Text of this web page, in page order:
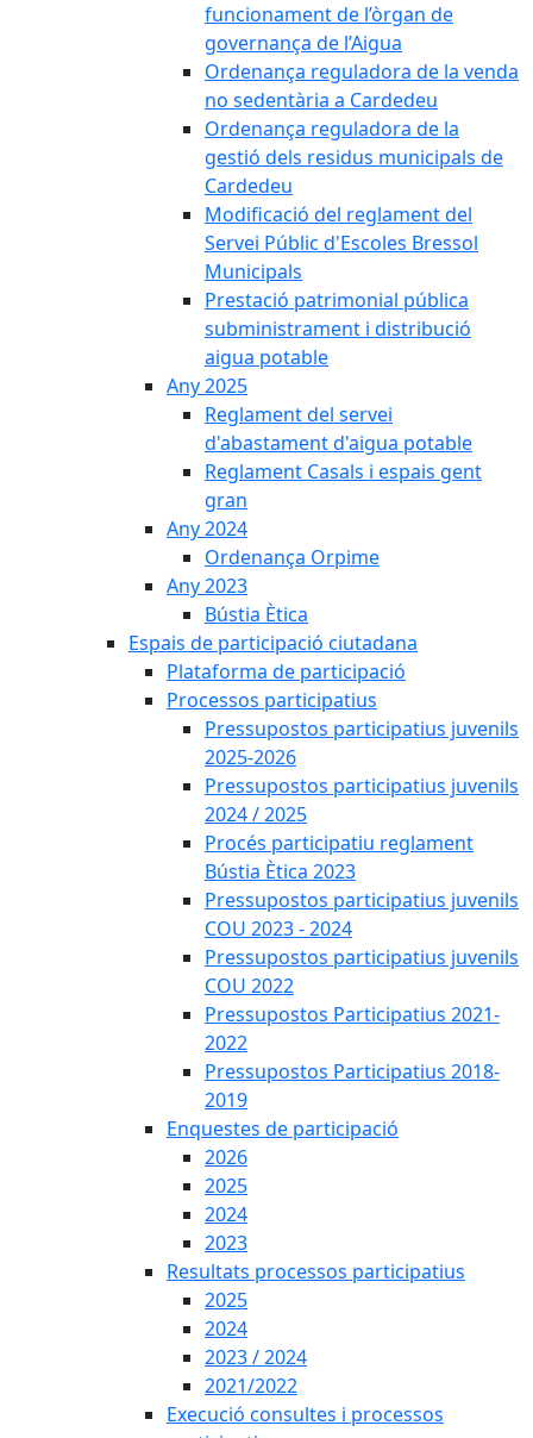
funcionament de l’òrgan de
governança de l’Aigua
Ordenança reguladora de la venda
no sedentària a Cardedeu
Ordenança reguladora de la
gestió dels residus municipals de
Cardedeu
Modificació del reglament del
Servei Públic d'Escoles Bressol
Municipals
Prestació patrimonial pública
subministrament i distribució
aigua potable
Any 2025
Reglament del servei
d'abastament d'aigua potable
Reglament Casals i espais gent
gran
Any 2024
Ordenança Orpime
Any 2023
Bústia Ètica
Espais de participació ciutadana
Plataforma de participació
Processos participatius
Pressupostos participatius juvenils
2025-2026
Pressupostos participatius juvenils
2024 / 2025
Procés participatiu reglament
Bústia Ètica 2023
Pressupostos participatius juvenils
COU 2023 - 2024
Pressupostos participatius juvenils
COU 2022
Pressupostos Participatius 2021-
2022
Pressupostos Participatius 2018-
2019
Enquestes de participació
2026
2025
2024
2023
Resultats processos participatius
2025
2024
2023 / 2024
2021/2022
Execució consultes i processos